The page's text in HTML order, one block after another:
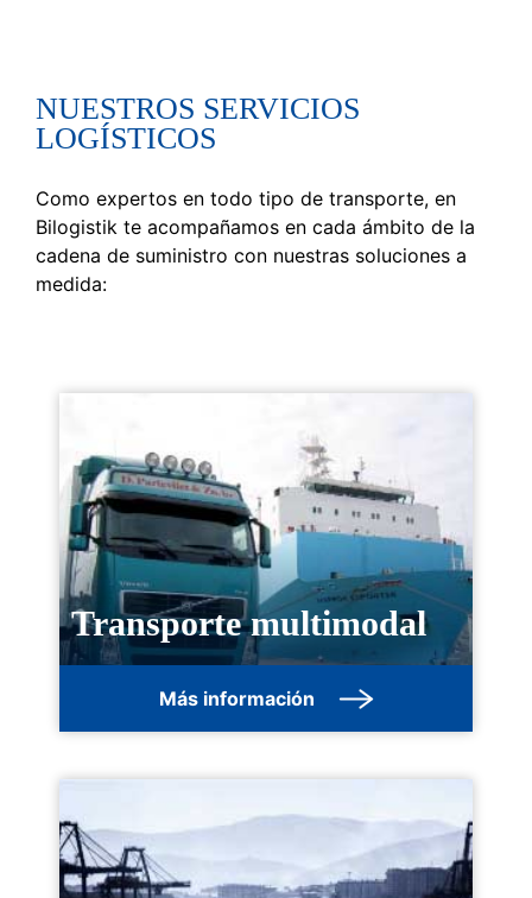
NUESTROS SERVICIOS
LOGÍSTICOS
Como expertos en todo tipo de transporte, en
Bilogistik te acompañamos en cada ámbito de la
cadena de suministro con nuestras soluciones a
medida:
Transporte multimodal
Más información